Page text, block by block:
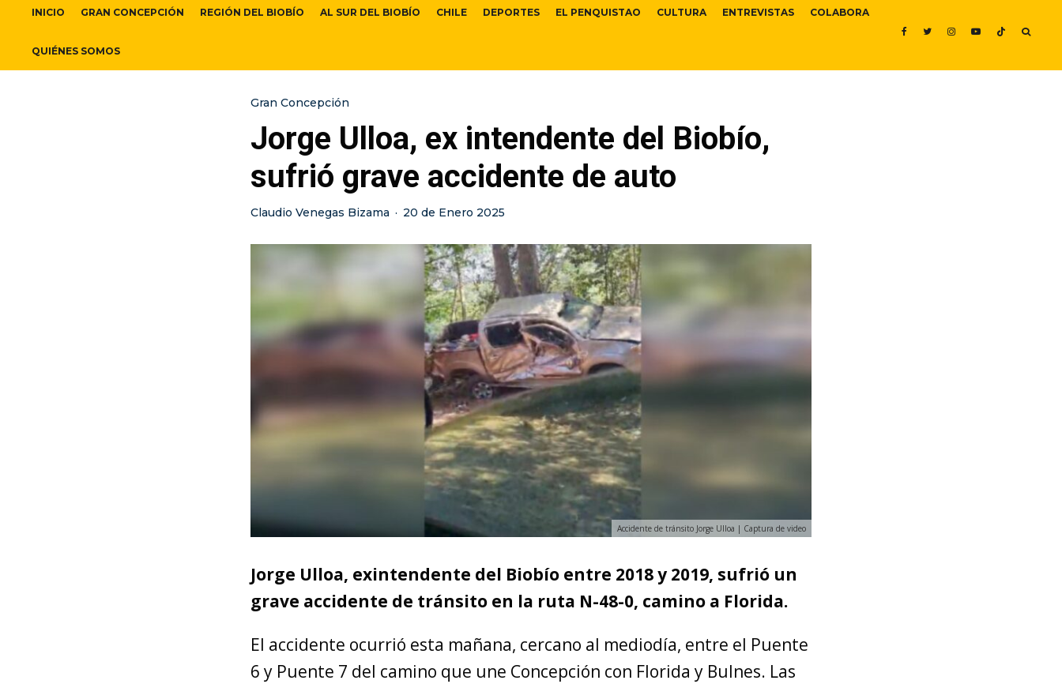
INICIO GRAN CONCEPCIÓN REGIÓN DEL BIOBÍO AL SUR DEL BIOBÍO CHILE DEPORTES EL PENQUISTAO CULTURA ENTREVISTAS COLABORA
QUIÉNES SOMOS
Gran Concepción
Jorge Ulloa, ex intendente del Biobío,
sufrió grave accidente de auto
Claudio Venegas Bizama · 20 de Enero 2025
Accidente de tránsito Jorge Ulloa | Captura de video
Jorge Ulloa, exintendente del Biobío entre 2018 y 2019, sufrió un
grave accidente de tránsito en la ruta N-48-0, camino a Florida.
El accidente ocurrió esta mañana, cercano al mediodía, entre el Puente
6 y Puente 7 del camino que une Concepción con Florida y Bulnes. Las